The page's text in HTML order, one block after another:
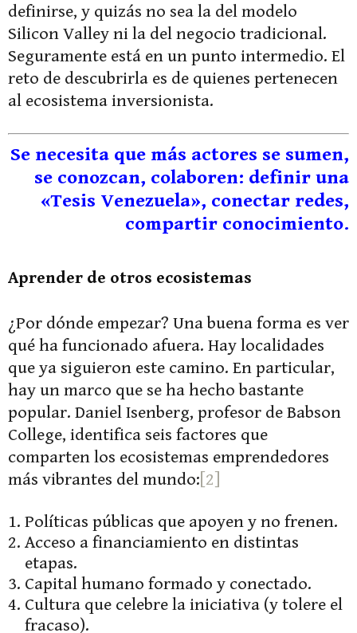
definirse, y quizás no sea la del modelo
Silicon Valley ni la del negocio tradicional.
Seguramente está en un punto intermedio. El
reto de descubrirla es de quienes pertenecen
al ecosistema inversionista.
Se necesita que más actores se sumen,
se conozcan, colaboren: definir una
«Tesis Venezuela», conectar redes,
compartir conocimiento.
Aprender de otros ecosistemas
¿Por dónde empezar? Una buena forma es ver
qué ha funcionado afuera. Hay localidades
que ya siguieron este camino. En particular,
hay un marco que se ha hecho bastante
popular. Daniel Isenberg, profesor de Babson
College, identifica seis factores que
comparten los ecosistemas emprendedores
más vibrantes del mundo: [2]
Políticas públicas que apoyen y no frenen.
Acceso a financiamiento en distintas
etapas.
Capital humano formado y conectado.
Cultura que celebre la iniciativa (y tolere el
fracaso).